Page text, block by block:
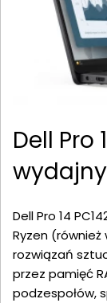
Dell Pro
Dell Pro 14
Ryzen (również
rozwiązań
przez pamięć
podzespołów,